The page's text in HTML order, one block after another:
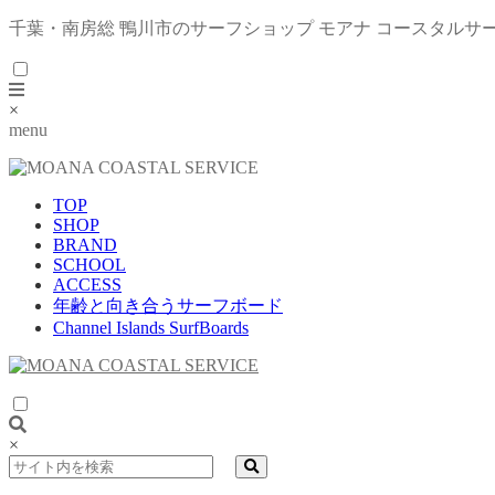
千葉・南房総 鴨川市のサーフショップ モアナ コースタルサ
×
menu
TOP
SHOP
BRAND
SCHOOL
ACCESS
年齢と向き合うサーフボード
Channel Islands SurfBoards
×